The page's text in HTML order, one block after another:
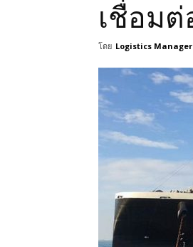
เชื่อม
โดย Logistics Manager